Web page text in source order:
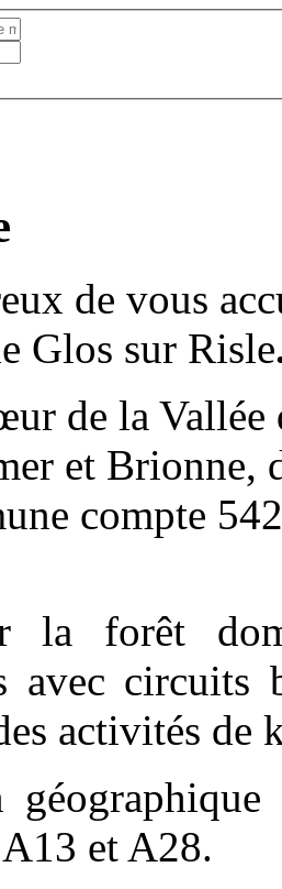
de vous
Glos sur Risle
de la
et Brionne,
compte
la forêt
avec circuits
activités de
et A28.